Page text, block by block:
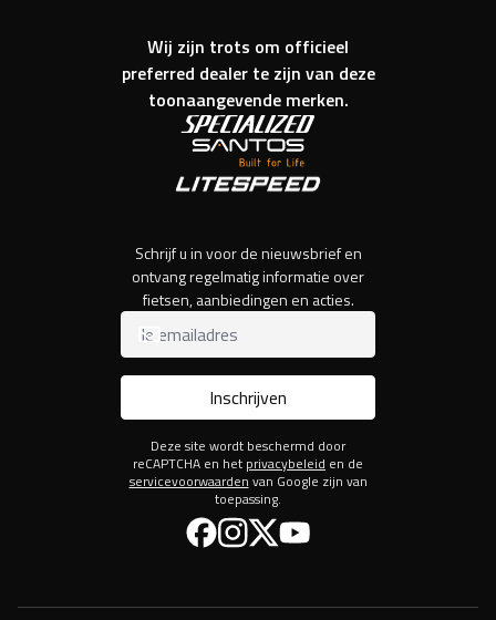
Wij zijn trots om officieel
preferred dealer te zijn van deze
toonaangevende merken.
Schrijf u in voor de nieuwsbrief en
ontvang regelmatig informatie over
fietsen, aanbiedingen en acties.
Inschrijven
Deze site wordt beschermd door
reCAPTCHA en het privacybeleid en de
servicevoorwaarden van Google zijn van
toepassing.
FacebookInstagram
TwitterYouTube